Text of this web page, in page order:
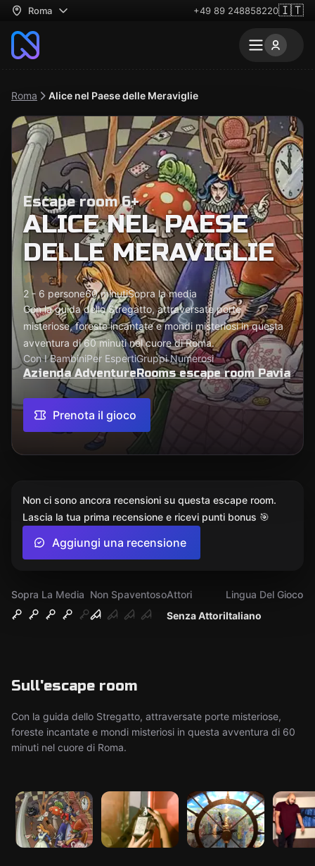
Roma +49 89 248858220🇮🇹
Roma Alice nel Paese delle Meraviglie
Escape room 6+
ALICE NEL PAESE
DELLE MERAVIGLIE
2 - 6 persone60 minutiSopra la media
Con la guida dello Stregatto, attraversate porte
misteriose, foreste incantate e mondi misteriosi in questa
avventura di 60 minuti nel cuore di Roma.
Con I BambiniPer EspertiGruppi Numerosi
Azienda AdventureRooms escape room Pavia
Prenota il gioco
Sopra La Media Non Spaventoso
Senza Attori
Attori
Italiano
Lingua Del Gioco
Sull'escape room
Con la guida dello Stregatto, attraversate porte misteriose,
foreste incantate e mondi misteriosi in questa avventura di 60
minuti nel cuore di Roma.
Non ci sono ancora recensioni su questa escape room.
Lascia la tua prima recensione e ricevi punti bonus 🎯
Aggiungi una recensione